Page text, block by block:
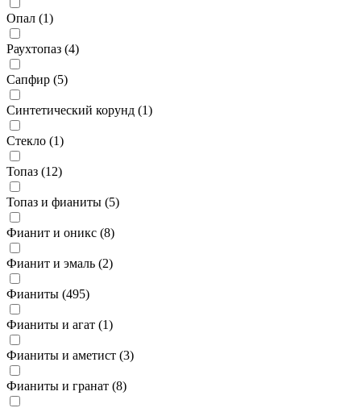
Опал (1)
Раухтопаз (4)
Сапфир (5)
Синтетический корунд (1)
Стекло (1)
Топаз (12)
Топаз и фианиты (5)
Фианит и оникс (8)
Фианит и эмаль (2)
Фианиты (495)
Фианиты и агат (1)
Фианиты и аметист (3)
Фианиты и гранат (8)